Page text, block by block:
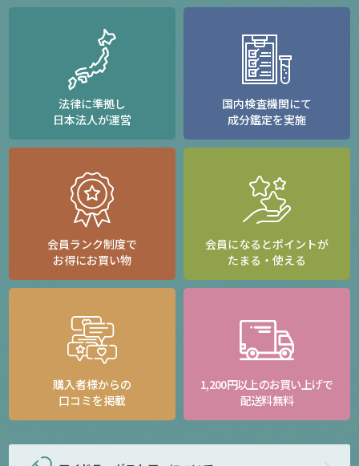
法律に準拠し
日本法人が運営
国内検査機関にて
成分鑑定を実施
会員ランク制度で
お得にお買い物
会員になるとポイントが
たまる・使える
購入者様からの
口コミを掲載
1,200円以上のお買い上げで
配送料無料